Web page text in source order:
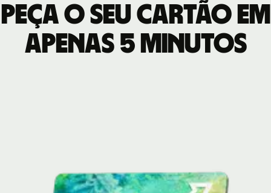
Peça o seu cartão em
apenas 5 minutos